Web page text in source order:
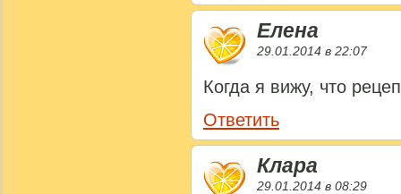
Елена
29.01.2014 в 22:07
Когда я вижу, что
Ответить
Клара
29.01.2014 в 08:29